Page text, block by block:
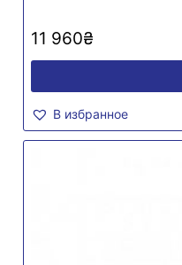
11 960₴
В избранное